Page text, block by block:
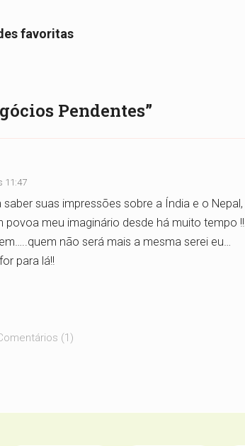
favoritas
Pendentes”
11:47
saber suas impressões sobre a Índia e o Nepal,
povoa meu imaginário desde há muito tempo !!
não será mais a mesma serei eu…
para lá!!
(1)